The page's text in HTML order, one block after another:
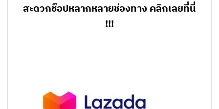
สะดวกช็อปหลากหลายช่องทาง คลิกเลยที่นี่
!!!